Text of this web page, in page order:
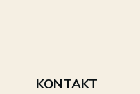
KONTAKT